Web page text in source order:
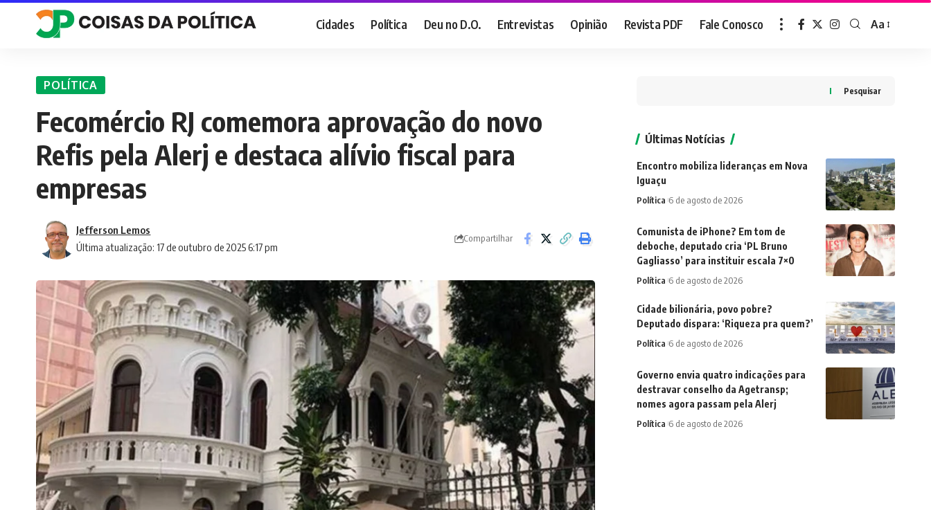
Cidades Política Deu no D.O. Entrevistas Opinião Revista PDF Fale Conosco
Font
Aa
POLÍTICA
Fecomércio RJ comemora aprovação do novo
Refis pela Alerj e destaca alívio fiscal para
empresas
Última atualização: 17 de outubro de 2025 6:17 pm
Jefferson Lemos
Compartilhar
Pesquisar
Últimas Notícias
Encontro mobiliza lideranças em Nova
Iguaçu
Política 6 de agosto de 2026
Comunista de iPhone? Em tom de
deboche, deputado cria ‘PL Bruno
Gagliasso’ para instituir escala 7×0
Política 6 de agosto de 2026
Cidade bilionária, povo pobre?
Deputado dispara: ‘Riqueza pra quem?’
Política 6 de agosto de 2026
Governo envia quatro indicações para
destravar conselho da Agetransp;
nomes agora passam pela Alerj
Política 6 de agosto de 2026